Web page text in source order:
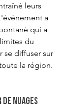
leurs
a
qui a
du
se diffuser sur
la région.
de nuages